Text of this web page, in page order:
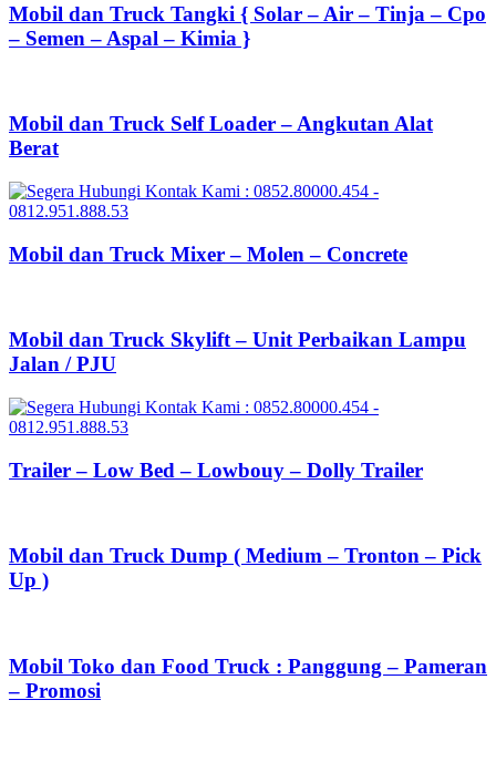
Mobil dan Truck Tangki { Solar – Air – Tinja – Cpo
– Semen – Aspal – Kimia }
Mobil dan Truck Self Loader – Angkutan Alat
Berat
Mobil dan Truck Mixer – Molen – Concrete
Mobil dan Truck Skylift – Unit Perbaikan Lampu
Jalan / PJU
Trailer – Low Bed – Lowbouy – Dolly Trailer
Mobil dan Truck Dump ( Medium – Tronton – Pick
Up )
Mobil Toko dan Food Truck : Panggung – Pameran
– Promosi